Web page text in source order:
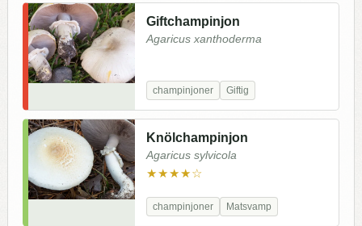
Giftchampinjon
Agaricus xanthoderma
champinjoner Giftig
Knölchampinjon
Agaricus sylvicola
★★★★☆
champinjoner Matsvamp